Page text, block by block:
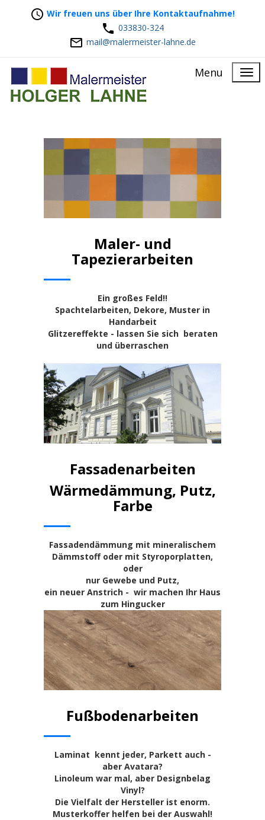
Wir freuen uns über Ihre Kontaktaufnahme!
033830-324
mail@malermeister-lahne.de
Menu
Maler- und
Tapezierarbeiten
Ein großes Feld!!
Spachtelarbeiten, Dekore, Muster in
Handarbeit
Glitzereffekte - lassen Sie sich beraten
und überraschen
Fassadenarbeiten
Wärmedämmung, Putz,
Farbe
Fassadendämmung mit mineralischem
Dämmstoff oder mit Styroporplatten,
oder
nur Gewebe und Putz,
ein neuer Anstrich - wir machen Ihr Haus
zum Hingucker
Fußbodenarbeiten
Laminat kennt jeder, Parkett auch -
aber Avatara?
Linoleum war mal, aber Designbelag
Vinyl?
Die Vielfalt der Hersteller ist enorm.
Musterkoffer helfen bei der Auswahl!